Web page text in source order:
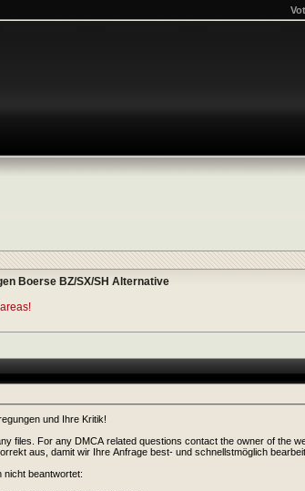
Boerse BZ/SX/SH Alternative
und Ihre Kritik!
files. For any DMCA related questions contact the owner of the
aus, damit wir Ihre Anfrage best- und schnellstmöglich
nicht beantwortet: